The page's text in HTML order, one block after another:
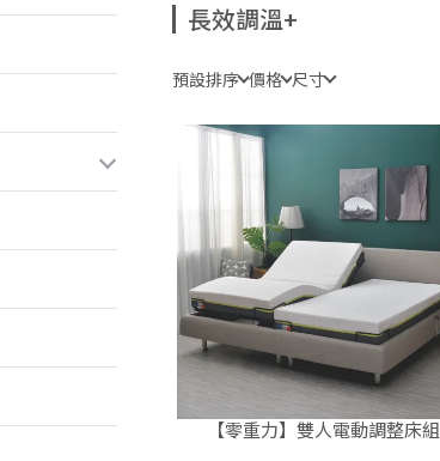
長效調溫+
預設排序 價格 尺寸
【零重力】雙人電動調整床組